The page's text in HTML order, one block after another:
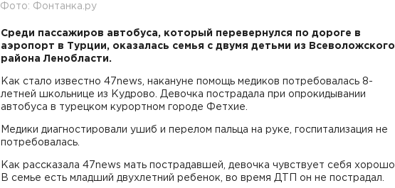
Фото: Фонтанка.ру
Среди пассажиров автобуса, который перевернулся по дороге в
аэропорт в Турции, оказалась семья с двумя детьми из Всеволожского
района Ленобласти.
Как стало известно 47news, накануне помощь медиков потребовалась 8-
летней школьнице из Кудрово. Девочка пострадала при опрокидывании
автобуса в турецком курортном городе Фетхие.
Медики диагностировали ушиб и перелом пальца на руке, госпитализация не
потребовалась.
Как рассказала 47news мать пострадавшей, девочка чувствует себя хорошо.
В семье есть младший двухлетний ребенок, во время ДТП он не пострадал.